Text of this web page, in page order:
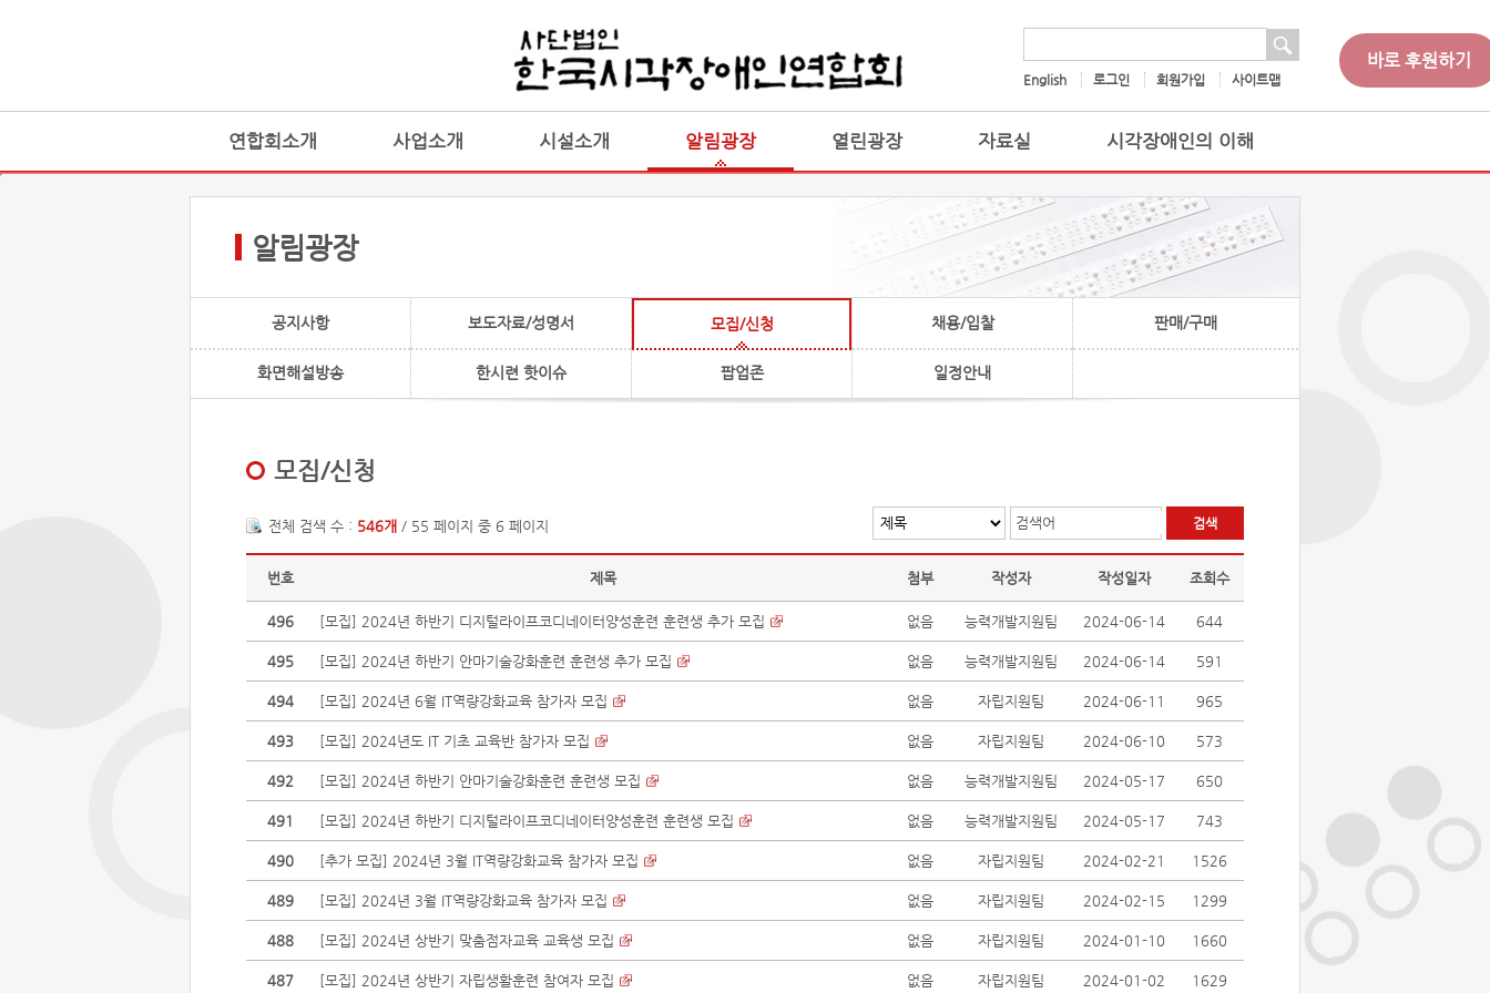
English 로그인 회원가입 사이트맵
바로 후원하기
연합회소개 사업소개 시설소개 알림광장 열린광장 자료실 시각장애인의 이해
알림광장
공지사항 보도자료/성명서 모집/신청 채용/입찰 판매/구매
화면해설방송 한시련 핫이슈 팝업존 일정안내
모집/신청
검색어
전체 검색 수 : 546개 / 55 페이지 중 6 페이지
번호 제목 첨부 작성자 작성일자 조회수
496 [모집] 2024년 하반기 디지털라이프코디네이터양성훈련 훈련생 추가 모집 없음 능력개발지원팀 2024-06-14 644
495 [모집] 2024년 하반기 안마기술강화훈련 훈련생 추가 모집 없음 능력개발지원팀 2024-06-14 591
494 [모집] 2024년 6월 IT역량강화교육 참가자 모집 없음 자립지원팀 2024-06-11 965
493 [모집] 2024년도 IT 기초 교육반 참가자 모집 없음 자립지원팀 2024-06-10 573
492 [모집] 2024년 하반기 안마기술강화훈련 훈련생 모집 없음 능력개발지원팀 2024-05-17 650
491 [모집] 2024년 하반기 디지털라이프코디네이터양성훈련 훈련생 모집 없음 능력개발지원팀 2024-05-17 743
490 [추가 모집] 2024년 3월 IT역량강화교육 참가자 모집 없음 자립지원팀 2024-02-21 1526
489 [모집] 2024년 3월 IT역량강화교육 참가자 모집 없음 자립지원팀 2024-02-15 1299
488 [모집] 2024년 상반기 맞춤점자교육 교육생 모집 없음 자립지원팀 2024-01-10 1660
487 [모집] 2024년 상반기 자립생활훈련 참여자 모집 없음 자립지원팀 2024-01-02 1629